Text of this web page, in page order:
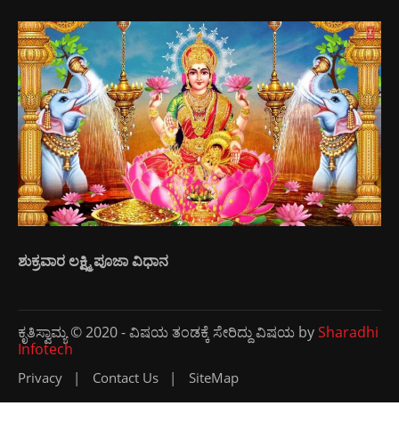
ಶುಕ್ರವಾರ ಲಕ್ಷ್ಮಿ ಪೂಜಾ ವಿಧಾನ
ಕೃತಿಸ್ವಾಮ್ಯ © 2020 - ವಿಷಯ ತಂಡಕ್ಕೆ ಸೇರಿದ್ದು ವಿಷಯ bySharadhi
Infotech
Privacy Contact Us SiteMap